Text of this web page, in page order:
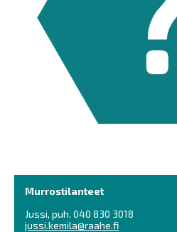
Murrostilanteet
Jussi, puh. 040 830 3018
jussi.kemila@raahe.fi